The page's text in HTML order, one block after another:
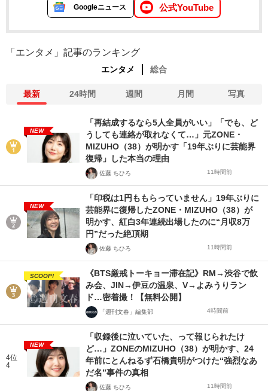
Googleニュース 公式YouTube
「エンタメ」記事のランキング
エンタメ 総合
最新 24時間 週間 月間 写真
NEW
「再結成するなら5人全員がいい」「でも、ど
うしても連絡が取れなくて…」元ZONE・
MIZUHO（38）が明かす「19年ぶりに芸能界
復帰」した本当の理由
佐藤 ちひろ 11時間前
NEW
「印税は1円ももらっていません」19年ぶりに
芸能界に復帰したZONE・MIZUHO（38）が
明かす、紅白3年連続出場したのに“月収8万
円”だった絶頂期
佐藤 ちひろ 11時間前
SCOOP!
《BTS厳戒トーキョー滞在記》RM→渋谷で飲
み会、JIN→伊豆の温泉、V→よみうりラン
ド…密着撮！【無料公開】
「週刊文春」編集部 4時間前
4位
4
NEW
「収録後に泣いていた、って報じられたけ
ど…」ZONEのMIZUHO（38）が明かす、24
年前にとんねるず石橋貴明がつけた“強烈なあ
だ名”事件の真相
佐藤 ちひろ 11時間前